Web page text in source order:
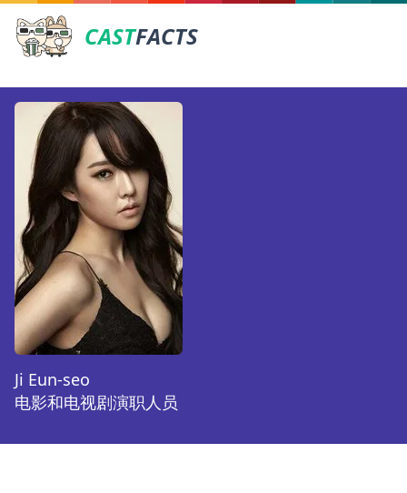
CASTFACTS
Ji Eun-seo
电影和电视剧演职人员